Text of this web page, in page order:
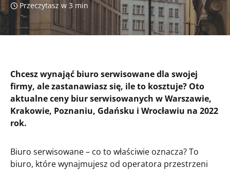
Przeczytasz w 3 min
Chcesz wynająć biuro serwisowane dla swojej
firmy, ale zastanawiasz się, ile to kosztuje? Oto
aktualne ceny biur serwisowanych w Warszawie,
Krakowie, Poznaniu, Gdańsku i Wrocławiu na 2022
rok.
Biuro serwisowane – co to właściwie oznacza? To
biuro, które wynajmujesz od operatora przestrzeni